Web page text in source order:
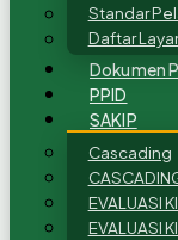
Standar
Daftar
Dokumen
PPID
SAKIP
Cascading
EVALUASI
EVALUASI